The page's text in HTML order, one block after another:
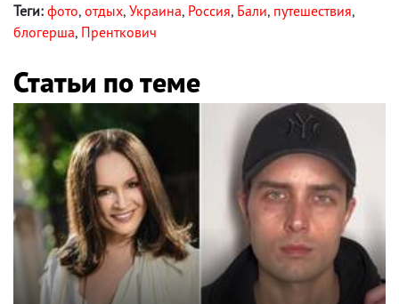
Теги: фото, отдых, Украина, Россия, Бали, путешествия,
блогерша, Пренткович
Статьи по теме